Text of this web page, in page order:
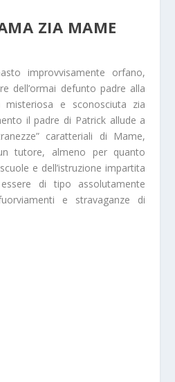
ZIA MAME
improvvisamente orfano,
dell’ormai defunto padre alla
e sconosciuta zia
il padre di Patrick allude a
caratteriali di Mame,
tutore, almeno per quanto
e dell’istruzione impartita
di tipo assolutamente
e stravaganze di